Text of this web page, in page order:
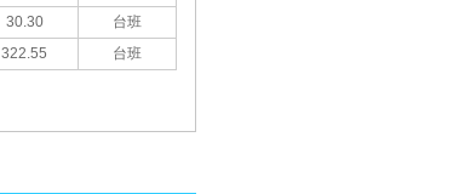
30.30
台班
322.55 台班